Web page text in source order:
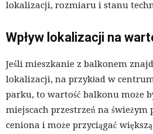
lokalizacji, rozmiaru i stanu
Wpływ lokalizacji na
Jeśli mieszkanie z balkonem
lokalizacji, na przykład w
parku, to wartość balkonu może
miejscach przestrzeń na świeżym
ceniona i może przyciągać